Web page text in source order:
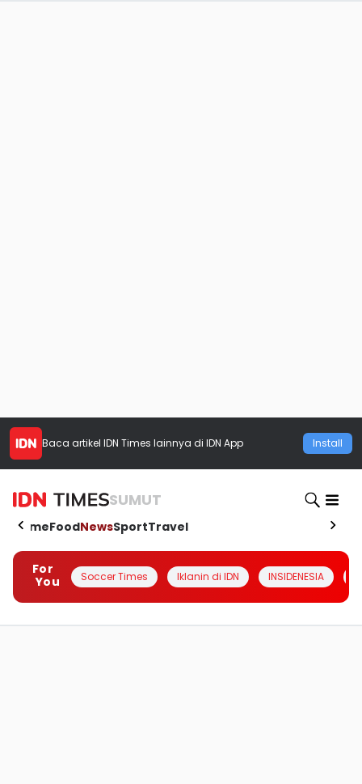
Baca artikel IDN Times lainnya di IDN App Install
SUMUT
HomeFoodNewsSportTravel
For
You
Soccer Times Iklanin di IDN INSIDENESIA